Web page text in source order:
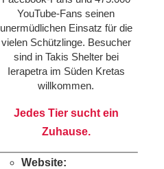
YouTube-Fans seinen
unermüdlichen Einsatz für die
vielen Schützlinge. Besucher
sind in Takis Shelter bei
Ierapetra im Süden Kretas
willkommen.
Jedes Tier sucht ein
Zuhause.
Website: